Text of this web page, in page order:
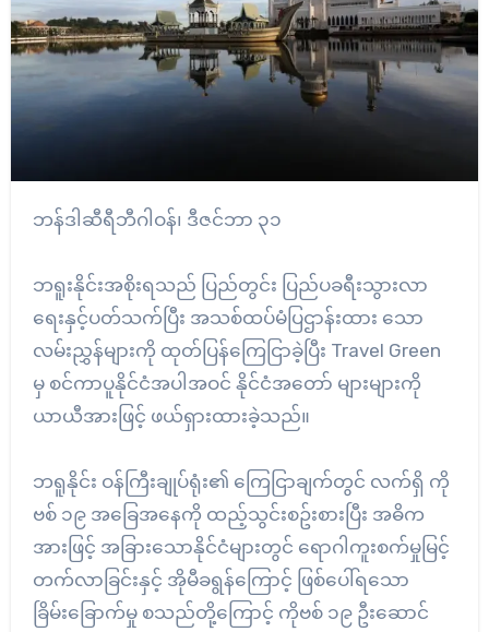
ဘန်ဒါဆီရီဘီဂါဝန်၊ ဒီဇင်ဘာ ၃၁
ဘရူးနိုင်းအစိုးရသည် ပြည်တွင်း ပြည်ပခရီးသွားလာ
ရေးနှင့်ပတ်သက်ပြီး အသစ်ထပ်မံပြဌာန်းထား သော
လမ်းညွှန်များကို ထုတ်ပြန်ကြေငြာခဲ့ပြီး Travel Green
မှ စင်ကာပူနိုင်ငံအပါအဝင် နိုင်ငံအတော် များများကို
ယာယီအားဖြင့် ဖယ်ရှားထားခဲ့သည်။
ဘရူနိုင်း ဝန်ကြီးချုပ်ရုံး၏ ကြေငြာချက်တွင် လက်ရှိ ကို
ဗစ် ၁၉ အခြေအနေကို ထည့်သွင်းစဥ်းစားပြီး အဓိက
အားဖြင့် အခြားသောနိုင်ငံများတွင် ရောဂါကူးစက်မှုမြင့်
တက်လာခြင်းနှင့် အိုမီခရွန်ကြောင့် ဖြစ်ပေါ်ရသော
ခြိမ်းခြောက်မှု စသည်တို့ကြောင့် ကိုဗစ် ၁၉ ဦးဆောင်